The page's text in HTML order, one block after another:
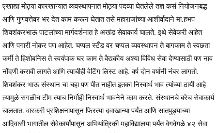
एखाद्या मोठ्या कारखान्यात व्यवस्थापनात मोठ्या पदव्या घेतलेले तज्ञ कसं नियोजनबद्ध
आणि गुणवत्तेवर भर देत काम करून घेतात तसे महाराजांच्या आशीर्वादाने मा.हभप
शिवशंकरभाऊ पाटलांच्या मार्गदर्शनात हे अखंड सेवाकार्य चालते. इथे सेवेकरी आहेत
आणि पगारी नोकर पण आहेत. चप्पल स्टँड वर चप्पल व्यवस्थापन ते बागकाम ते स्वछता
कर्मी ते हिशोबनिस ते स्वयंपाक घर काम ते वैद्यकीय अश्या विविध सेवा देण्यासाठी पण नाव
नोंदणी करावी लागते आणि त्याचीही वेटिंग लिस्ट आहे. वर्ष दोन वर्षांनी नंबर लागतो.
शिवशंकर भाऊ संस्थान चा चहा पण पीत नाहीत इतका निस्वार्थ भाव त्यांच्या ठायी आहे
त्यामुळे सगळीच टीम त्याच निर्मोही निस्वार्थ भावनेने काम करते. संस्थानचे बरेच सेवाकार्य
चालतात. वारकरी प्रशिक्षनापासून फिरत्या दवाखान्या पर्यंत आणि सातपुड्याच्या
आदिवासी भागातील सेवेकार्यांपासून अभियांत्रिकी महाविद्यालया पर्यंत वेगवेगळे ४२ सेवा